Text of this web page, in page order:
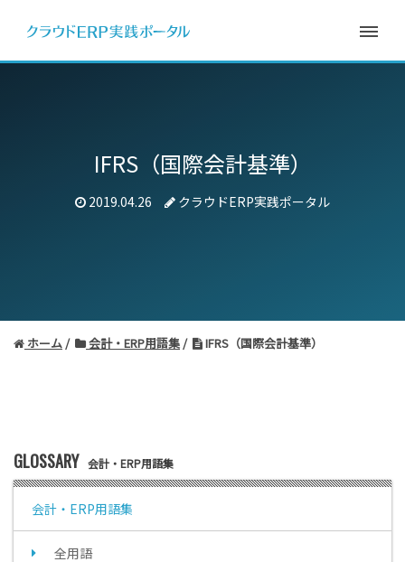
IFRS（国際会計基準）
2019.04.26 クラウドERP実践ポータル
ホーム 会計・ERP用語集 IFRS（国際会計基準）
GLOSSARY 会計・ERP用語集
会計・ERP用語集
全用語